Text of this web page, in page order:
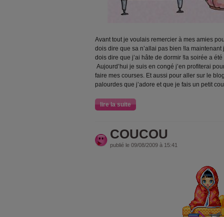
Avant tout je voulais remercier à mes amies
dois dire que sa n’allai pas bien !la
dois dire que j’ai hâte de dormir !la soirée a
Aujourd’hui je suis en congé j’en profiterai
faire mes courses. Et aussi pour aller sur le
palourdes que j’adore et que je fais un petit
lire la suite
COUCOU
publié le 09/08/2009 à 15:41